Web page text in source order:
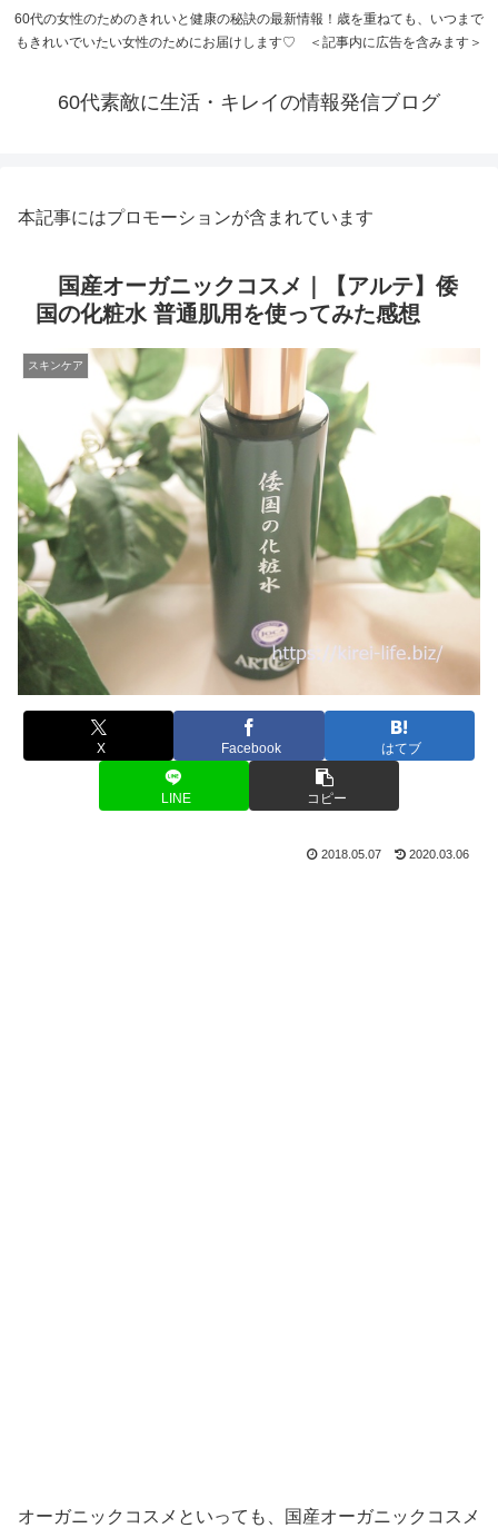
60代の女性のためのきれいと健康の秘訣の最新情報！歳を重ねても、いつまで
もきれいでいたい女性のためにお届けします♡ ＜記事内に広告を含みます＞
60代素敵に生活・キレイの情報発信ブログ
本記事にはプロモーションが含まれています
国産オーガニックコスメ｜【アルテ】倭
国の化粧水 普通肌用を使ってみた感想
スキンケア
X Facebook はてブ
LINE コピー
2018.05.07 2020.03.06
オーガニックコスメといっても、国産オーガニックコスメ